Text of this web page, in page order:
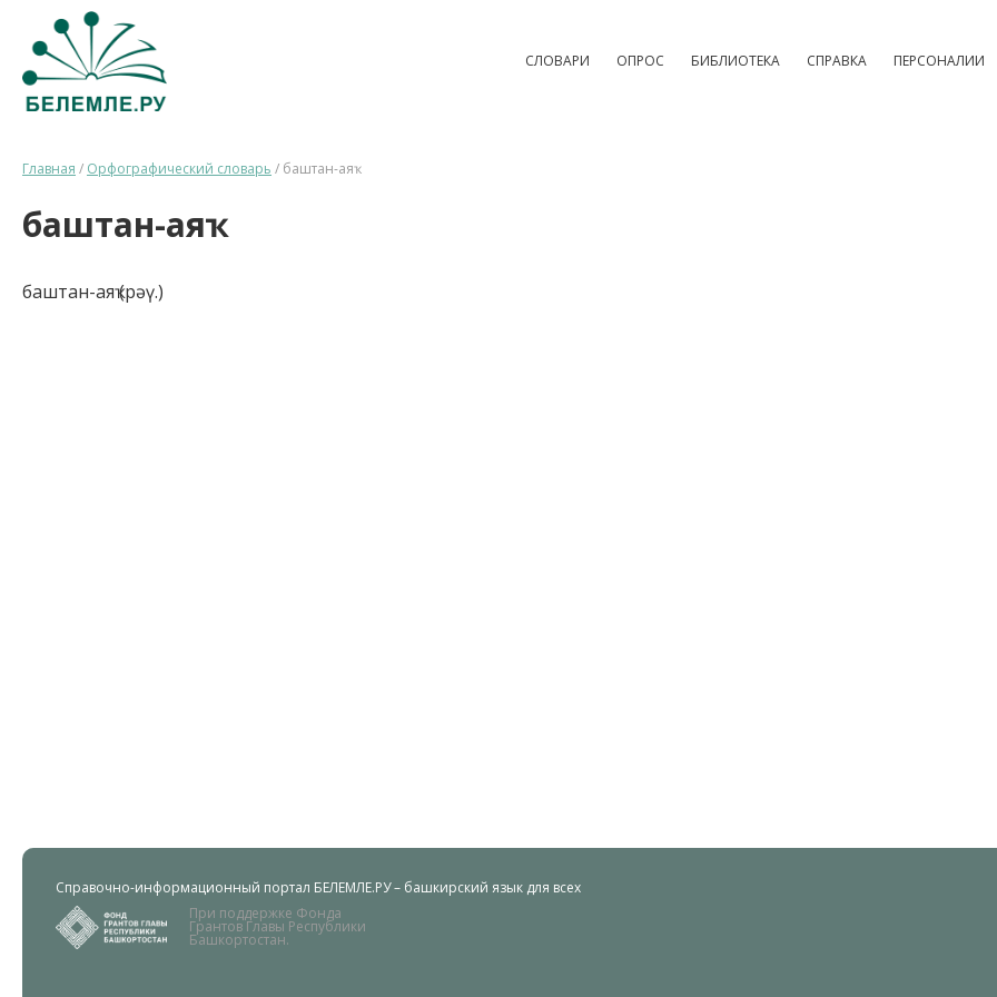
СЛОВАРИ ОПРОС БИБЛИОТЕКА СПРАВКА ПЕРСОНАЛИИ
Главная / Орфографический словарь / баштан-аяҡ
баштан-аяҡ
баштан-аяҡ (рәү.)
Справочно-информационный портал БЕЛЕМЛЕ.РУ – башкирский язык для всех
При поддержке Фонда
Грантов Главы Республики
Башкортостан.